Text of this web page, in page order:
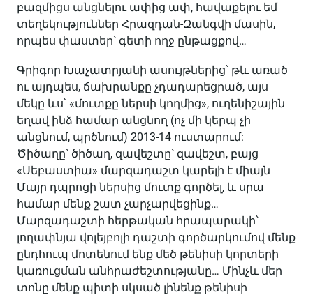
բազմիցս անցնելու ափից ափ, հավաքելու եմ
տեղեկություններ Հրազդան-Զանգվի մասին,
որպես փաստեր՝ գետի ողջ ընթացքով…
Գրիգոր Խաչատրյանի ասույթներից՝ թև առած
ու այդպես, ճախրանքը չդադարեցրած, այս
մեկը ևս՝ «մուտքը ներսի կողմից», ուղենիշային
եղավ ինձ համար անցնող (ոչ մի կերպ չի
անցնում, պրծնում) 2013-14 ուստարում:
Ծիծաղը՝ ծիծաղ, զավեշտը՝ զավեշտ, բայց
«Սեբաստիա» մարզադաշտ կարելի է միայն
Մայր դպրոցի ներսից մուտք գործել, և սրա
համար մենք շատ չարչարվեցինք…
Մարզադաշտի հերթական հրապարակի՝
լողափնյա վոլեյբոլի դաշտի գործարկումով մենք
ընդհուպ մոտենում ենք մեծ թենիսի կորտերի
կառուցման անհրաժեշտությանը… Մինչև մեր
տոնը մենք պիտի սկսած լինենք թենիսի